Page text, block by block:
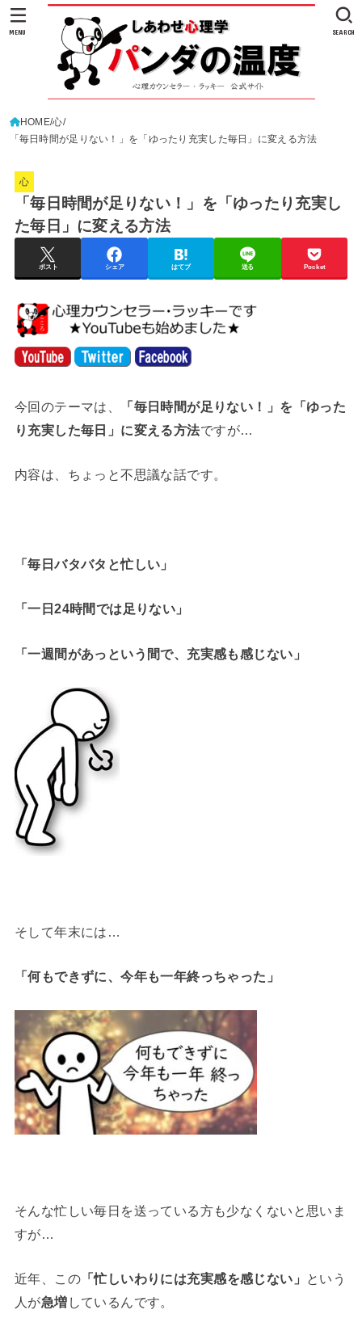
SEARCH
MENU
HOME 心
「毎日時間が足りない！」を「ゆったり充実した毎日」に変える方法
心
「毎日時間が足りない！」を「ゆったり充実し
た毎日」に変える方法
ポスト シェア はてブ 送る Pocket
今回のテーマは、
「毎日時間が足りない！」を「ゆった
り充実した毎日」に変える方法ですが…
内容は、ちょっと不思議な話です。
「毎日バタバタと忙しい」
「一日24時間では足りない」
「一週間があっという間で、充実感も感じない」
そして年末には…
「何もできずに、今年も一年終っちゃった」
そんな忙しい毎日を送っている方も少なくないと思いま
すが…
近年、この「忙しいわりには充実感を感じない」
という
人が急増 しているんです。